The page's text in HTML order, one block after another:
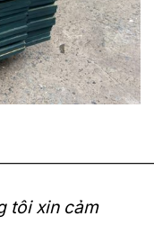
tôi xin cảm